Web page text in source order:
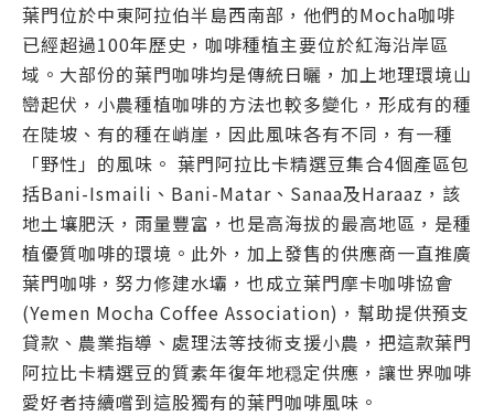
葉門位於中東阿拉伯半島西南部，他們的Mocha咖啡
已經超過100年歷史，咖啡種植主要位於紅海沿岸區
域。大部份的葉門咖啡均是傳統日曬，加上地理環境山
巒起伏，小農種植咖啡的方法也較多變化，形成有的種
在陡坡、有的種在峭崖，因此風味各有不同，有一種
「野性」的風味。 葉門阿拉比卡精選豆集合4個產區包
括Bani-Ismaili、Bani-Matar、Sanaa及Haraaz，該
地土壤肥沃，雨量豐富，也是高海拔的最高地區，是種
植優質咖啡的環境。此外，加上發售的供應商一直推廣
葉門咖啡，努力修建水壩，也成立葉門摩卡咖啡協會
(Yemen Mocha Coffee Association)，幫助提供預支
貸款、農業指導、處理法等技術支援小農，把這款葉門
阿拉比卡精選豆的質素年復年地穏定供應，讓世界咖啡
愛好者持續嚐到這股獨有的葉門咖啡風味。